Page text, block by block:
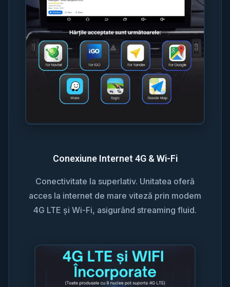
Conexiune Internet 4G & Wi-Fi
Conectivitate la superlativ. Unitatea oferă
acces la internet de mare viteză prin modem
4G LTE și Wi-Fi, asigurând streaming fluid.